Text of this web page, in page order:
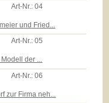
Art-Nr.:04
und Fried...
Art-Nr.:05
der ...
Art-Nr.:06
zur Firma neh...